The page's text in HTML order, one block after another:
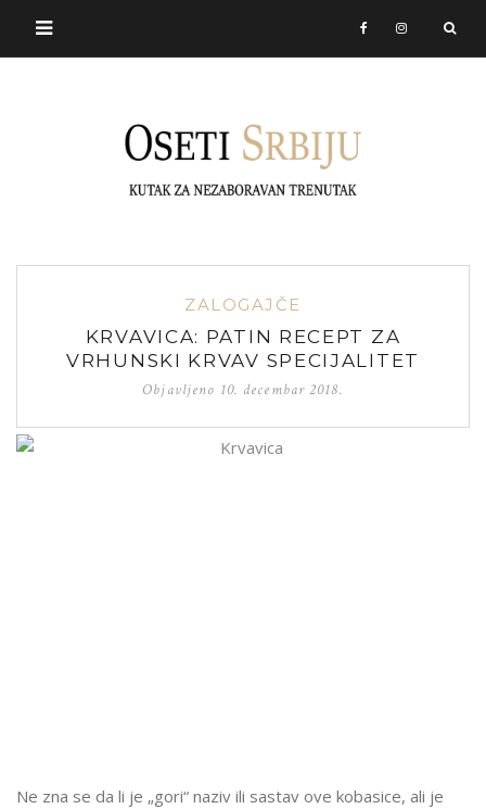
ZALOGAJČE
KRVAVICA: PATIN RECEPT ZA
VRHUNSKI KRVAV SPECIJALITET
Objavljeno 10. decembar 2018.
Ne zna se da li je „gori“ naziv ili sastav ove kobasice, ali je